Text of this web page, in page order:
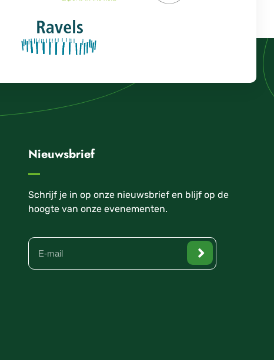
Nieuwsbrief
Schrijf je in op onze nieuwsbrief en blijf op de
hoogte van onze evenementen.